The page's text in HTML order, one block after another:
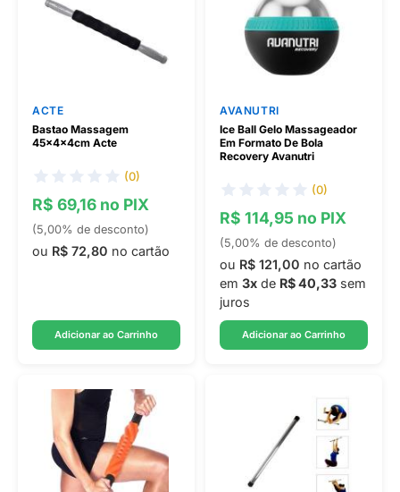
ACTE
Bastao Massagem
45x4x4cm Acte
(0)
R$ 69,16 no PIX
(5,00% de desconto)
ou R$ 72,80 no cartão
Adicionar ao Carrinho
AVANUTRI
Ice Ball Gelo Massageador
Em Formato De Bola
Recovery Avanutri
(0)
R$ 114,95 no PIX
(5,00% de desconto)
ou R$ 121,00 no cartão
em 3x de R$ 40,33 sem
juros
Adicionar ao Carrinho